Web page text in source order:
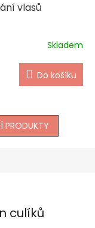
vlasů
Skladem
Do košíku
PRODUKTY
culíků